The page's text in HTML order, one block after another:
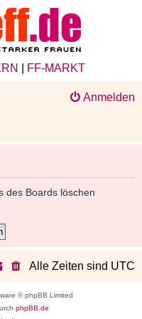
FF-MARKT
Anmelden
des Boards löschen
Alle Zeiten sind UTC
© phpBB Limited
phpBB.de